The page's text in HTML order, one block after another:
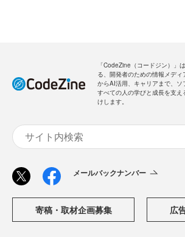
「CodeZine（コードジン）」
る、開発者のための情報メデ
からAI活用、キャリアまで、
すべての人の学びと成長を支
けします。
メールバックナンバー
寄稿・取材企画募集 広